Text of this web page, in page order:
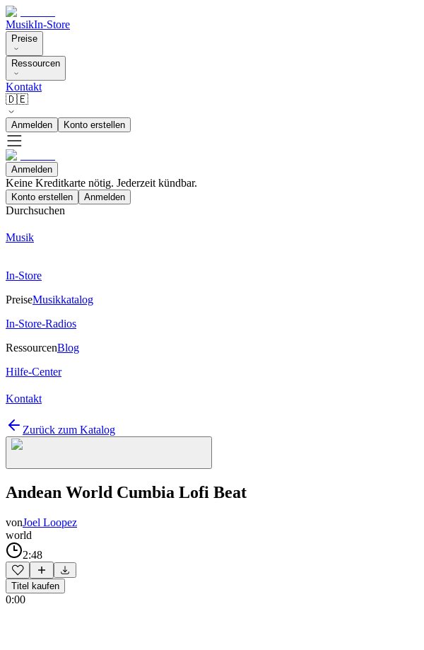
MusikIn-Store
Preise
Ressourcen
Kontakt
🇩🇪
Anmelden Konto erstellen
Anmelden
Keine Kreditkarte nötig. Jederzeit kündbar.
Konto erstellen Anmelden
Durchsuchen
Musik
In-Store
PreiseMusikkatalog
In-Store-Radios
RessourcenBlog
Hilfe-Center
Kontakt
Zurück zum Katalog
Andean World Cumbia Lofi Beat
vonJoel Loopez
world
2:48
Titel kaufen
0:00